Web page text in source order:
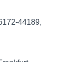
44189,